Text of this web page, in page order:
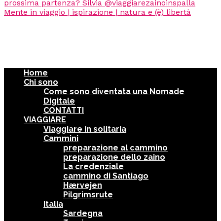
Home
Chi sono
Come sono diventata una Nomade
Digitale
CONTATTI
VIAGGIARE
Viaggiare in solitaria
Cammini
preparazione al cammino
preparazione dello zaino
La credenziale
cammino di Santiago
Hærvejen
Pilgrimsrute
Italia
Sardegna